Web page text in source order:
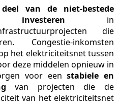
deel van de niet-bestede
investeren in
die
Congestie-inkomsten
het elektriciteitsnet tussen
deze middelen opnieuw in
voor eenstabiele en
van projecten die de
van het elektriciteitsnet